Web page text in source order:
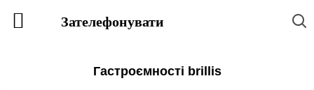
Гастроємності brillis
Зателефонувати